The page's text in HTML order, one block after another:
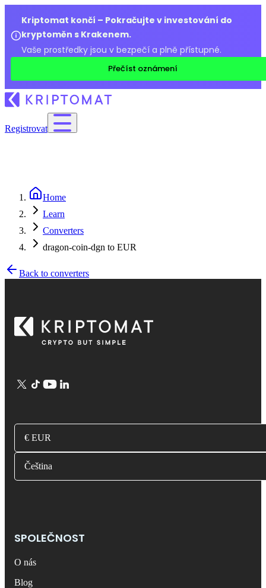
Kriptomat končí – Pokračujte v investování do
kryptoměn s Krakenem.
Vaše prostředky jsou v bezpečí a plně přístupné.
Přečíst oznámení
Registrovat
Home
Learn
Converters
dragon-coin-dgn to EUR
Back to converters
€ EUR
Čeština
SPOLEČNOST
O nás
Blog